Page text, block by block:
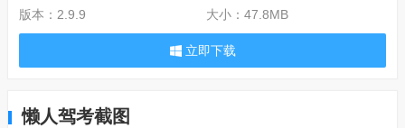
版本： 2.9.9 大小： 47.8MB
立即下载
懒人驾考截图